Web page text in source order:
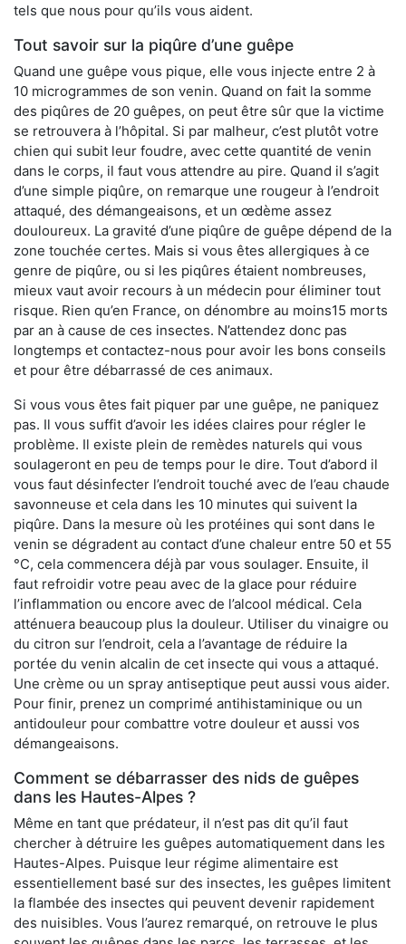
tels que nous pour qu’ils vous aident.
Tout savoir sur la piqûre d’une guêpe
Quand une guêpe vous pique, elle vous injecte entre 2 à
10 microgrammes de son venin. Quand on fait la somme
des piqûres de 20 guêpes, on peut être sûr que la victime
se retrouvera à l’hôpital. Si par malheur, c’est plutôt votre
chien qui subit leur foudre, avec cette quantité de venin
dans le corps, il faut vous attendre au pire. Quand il s’agit
d’une simple piqûre, on remarque une rougeur à l’endroit
attaqué, des démangeaisons, et un œdème assez
douloureux. La gravité d’une piqûre de guêpe dépend de la
zone touchée certes. Mais si vous êtes allergiques à ce
genre de piqûre, ou si les piqûres étaient nombreuses,
mieux vaut avoir recours à un médecin pour éliminer tout
risque. Rien qu’en France, on dénombre au moins15 morts
par an à cause de ces insectes. N’attendez donc pas
longtemps et contactez-nous pour avoir les bons conseils
et pour être débarrassé de ces animaux.
Si vous vous êtes fait piquer par une guêpe, ne paniquez
pas. Il vous suffit d’avoir les idées claires pour régler le
problème. Il existe plein de remèdes naturels qui vous
soulageront en peu de temps pour le dire. Tout d’abord il
vous faut désinfecter l’endroit touché avec de l’eau chaude
savonneuse et cela dans les 10 minutes qui suivent la
piqûre. Dans la mesure où les protéines qui sont dans le
venin se dégradent au contact d’une chaleur entre 50 et 55
°C, cela commencera déjà par vous soulager. Ensuite, il
faut refroidir votre peau avec de la glace pour réduire
l’inflammation ou encore avec de l’alcool médical. Cela
atténuera beaucoup plus la douleur. Utiliser du vinaigre ou
du citron sur l’endroit, cela a l’avantage de réduire la
portée du venin alcalin de cet insecte qui vous a attaqué.
Une crème ou un spray antiseptique peut aussi vous aider.
Pour finir, prenez un comprimé antihistaminique ou un
antidouleur pour combattre votre douleur et aussi vos
démangeaisons.
Comment se débarrasser des nids de guêpes
dans les Hautes-Alpes ?
Même en tant que prédateur, il n’est pas dit qu’il faut
chercher à détruire les guêpes automatiquement dans les
Hautes-Alpes. Puisque leur régime alimentaire est
essentiellement basé sur des insectes, les guêpes limitent
la flambée des insectes qui peuvent devenir rapidement
des nuisibles. Vous l’aurez remarqué, on retrouve le plus